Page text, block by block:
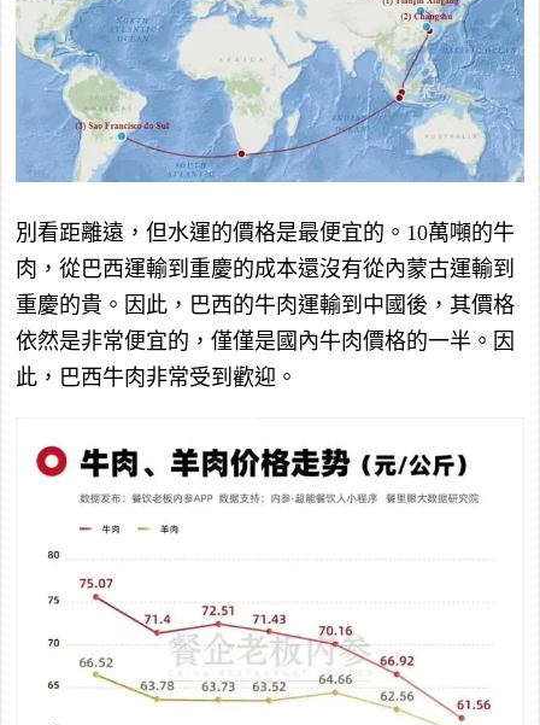
別看距離遠，但水運的價格是最便宜的。10萬噸的牛
肉，從巴西運輸到重慶的成本還沒有從內蒙古運輸到
重慶的貴。因此，巴西的牛肉運輸到中國後，其價格
依然是非常便宜的，僅僅是國內牛肉價格的一半。因
此，巴西牛肉非常受到歡迎。